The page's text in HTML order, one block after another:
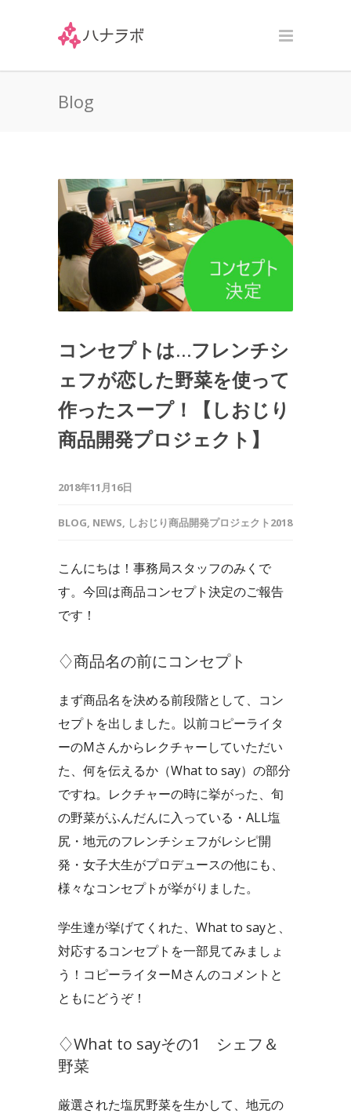
Blog
コンセプトは…フレンチシ
ェフが恋した野菜を使って
作ったスープ！【しおじり
商品開発プロジェクト】
2018年11月16日
BLOG, NEWS, しおじり商品開発プロジェクト2018
こんにちは！事務局スタッフのみくで
す。今回は商品コンセプト決定のご報告
です！
♢商品名の前にコンセプト
まず商品名を決める前段階として、コン
セプトを出しました。以前コピーライタ
ーのMさんからレクチャーしていただい
た、何を伝えるか（What to say）の部分
ですね。レクチャーの時に挙がった、旬
の野菜がふんだんに入っている・ALL塩
尻 ・地元のフレンチシェフがレシピ開
発・女子大生がプロデュースの他にも、
様々なコンセプトが挙がりました。
学生達が挙げてくれた、What to sayと、
対応するコンセプトを一部見てみましょ
う！ コピーライターMさんのコメントと
ともにどうぞ！
♢What to sayその1 シェフ＆
野菜
厳選された塩尻野菜を生かして、地元の